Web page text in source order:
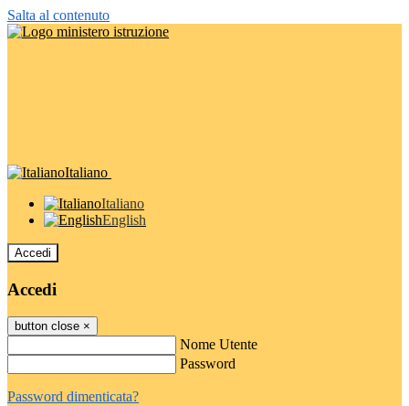
Salta al contenuto
Italiano
Italiano
English
Accedi
Accedi
button close ×
Nome Utente
Password
Password dimenticata?